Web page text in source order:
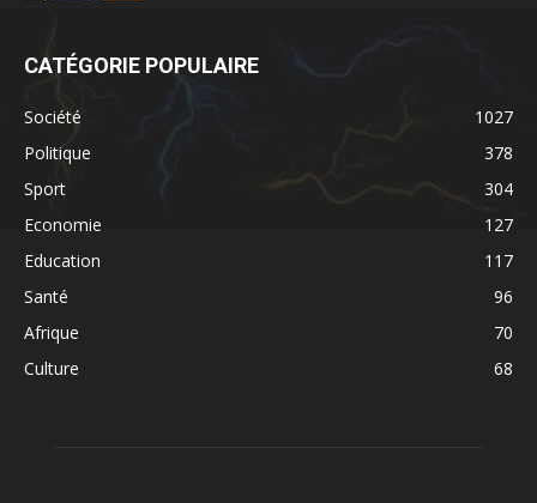
CATÉGORIE POPULAIRE
Société
1027
Politique
378
Sport
304
Economie
127
Education
117
Santé
96
Afrique
70
Culture
68